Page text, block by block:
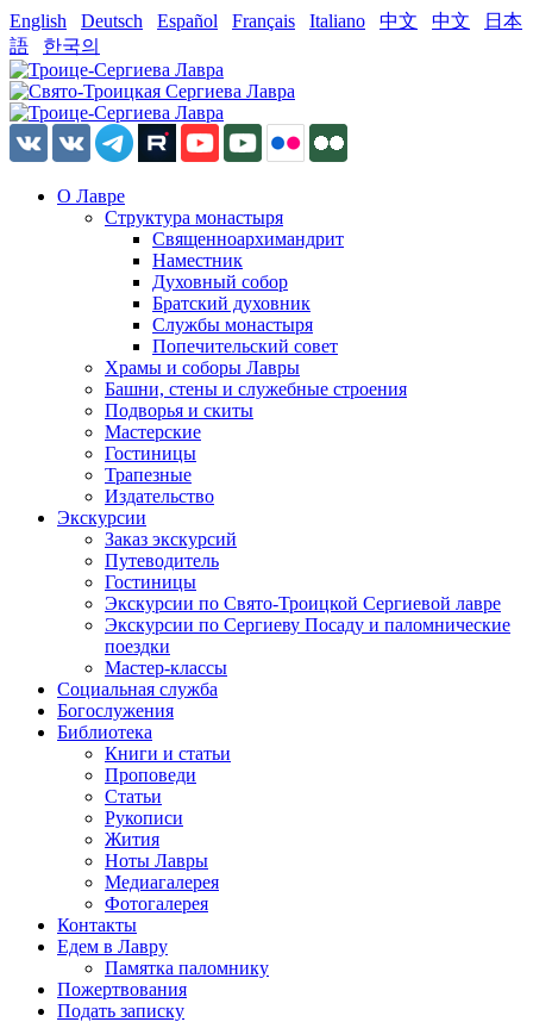
English Deutsch Español Français Italiano 中文 中文
日本
語
한국의
О Лавре
Структура монастыря
Священноархимандрит
Наместник
Духовный собор
Братский духовник
Службы монастыря
Попечительский совет
Храмы и соборы Лавры
Башни, стены и служебные строения
Подворья и скиты
Мастерские
Гостиницы
Трапезные
Издательство
Экскурсии
Заказ экскурсий
Путеводитель
Гостиницы
Экскурсии по Свято-Троицкой Сергиевой лавре
Экскурсии по Сергиеву Посаду и паломнические
поездки
Мастер-классы
Социальная служба
Богослужения
Библиотека
Книги и статьи
Проповеди
Статьи
Рукописи
Жития
Ноты Лавры
Медиагалерея
Фотогалерея
Контакты
Едем в Лавру
Памятка паломнику
Пожертвования
Подать записку